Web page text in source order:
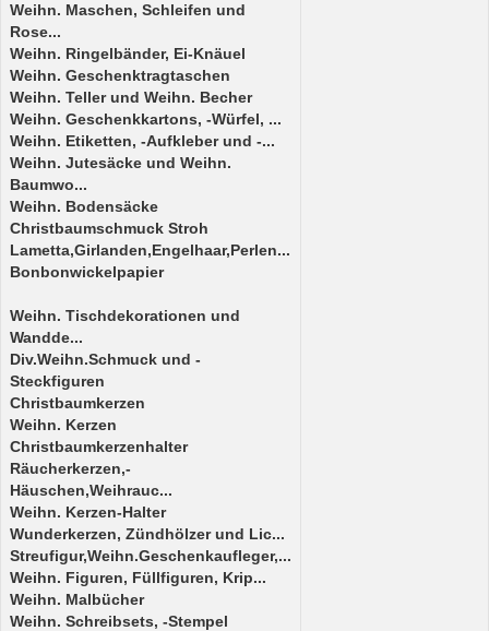
Weihn. Maschen, Schleifen und
Rose...
Weihn. Ringelbänder, Ei-Knäuel
Weihn. Geschenktragtaschen
Weihn. Teller und Weihn. Becher
Weihn. Geschenkkartons, -Würfel, ...
Weihn. Etiketten, -Aufkleber und -...
Weihn. Jutesäcke und Weihn.
Baumwo...
Weihn. Bodensäcke
Christbaumschmuck Stroh
Lametta,Girlanden,Engelhaar,Perlen...
Bonbonwickelpapier
Weihn. Tischdekorationen und
Wandde...
Div.Weihn.Schmuck und -
Steckfiguren
Christbaumkerzen
Weihn. Kerzen
Christbaumkerzenhalter
Räucherkerzen,-
Häuschen,Weihrauc...
Weihn. Kerzen-Halter
Wunderkerzen, Zündhölzer und Lic...
Streufigur,Weihn.Geschenkaufleger,...
Weihn. Figuren, Füllfiguren, Krip...
Weihn. Malbücher
Weihn. Schreibsets, -Stempel